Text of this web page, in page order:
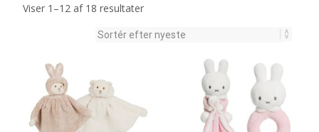
Viser 1–12 af 18 resultaterSorteret
seneste